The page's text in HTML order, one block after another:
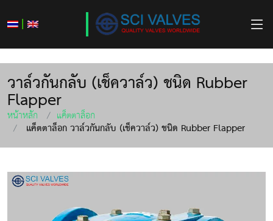
|
วาล์วกันกลับ (เช็ควาล์ว) ชนิด Rubber
Flapper
หน้าหลัก แค็ตตาล็อก
แค็ตตาล็อก วาล์วกันกลับ (เช็ควาล์ว) ชนิด Rubber Flapper